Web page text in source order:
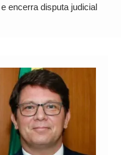
na Bahia prende 14
‘Zói de Gato’, do
encerra disputa judicial